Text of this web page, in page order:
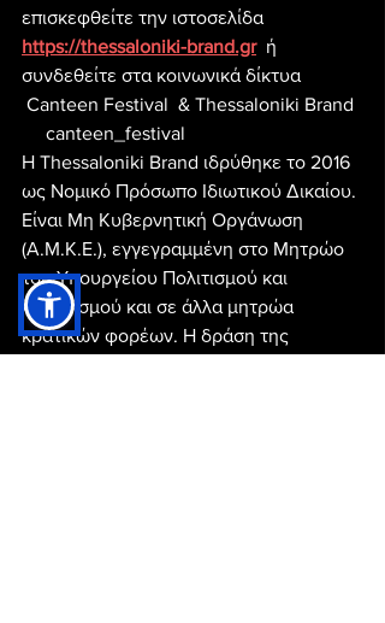
επισκεφθείτε την ιστοσελίδα
https://thessaloniki-brand.gr
  ή
συνδεθείτε στα κοινωνικά δίκτυα
     canteen_festival
Η Thessaloniki Brand ιδρύθηκε το 2016
ως Νομικό Πρόσωπο Ιδιωτικού Δικαίου.
Είναι Μη Κυβερνητική Οργάνωση
(Α.Μ.Κ.Ε.), εγγεγραμμένη στο Μητρώο
του Υπουργείου Πολιτισμού και
Αθλητισμού και σε άλλα μητρώα
κρατικών φορέων. Η δράση της